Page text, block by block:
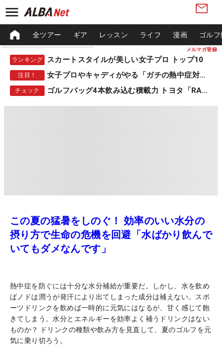
メルマガ登録
全ツアー ギア レッスン ライフ 漫画 ゴル
ランキング スカートスタイルが美しい女子プロ トップ10
注目！ 女子プロやキャディがやる「ガチの熱中症対策」
チェック ゴルフバッグ4本飲み込む積載力 トヨタ「RAV4」
この夏の猛暑をしのぐ！ 効率のいい水分の
摂り方で生命の危機を回避「水ばかり飲んで
いてもダメなんです」
熱中症を防ぐには十分な水分補給が重要だ。しかし、水を飲め
ばノドは潤うが発汗により出てしまった成分は補えない。スポ
ーツドリンクを飲めば一時的に元気にはなるが、甘く感じて飽
きてしまう。水分とエネルギーを効率よく補うドリンクはない
ものか？ ドリンクの種類や飲み方を見直して、夏のゴルフを元
気に乗り切ろう。